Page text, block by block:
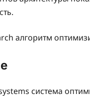
алгоритм
система